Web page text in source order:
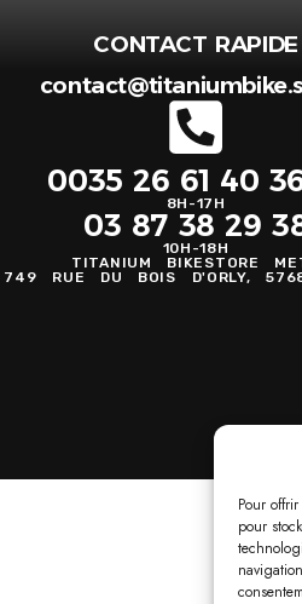
Pour
pour
CONTACT RAPIDE
0035 26 61 40
8H-17H
03 87 38 29
10H-18H
TITANIUM BIKESTORE
749 RUE DU BOIS D'ORLY,